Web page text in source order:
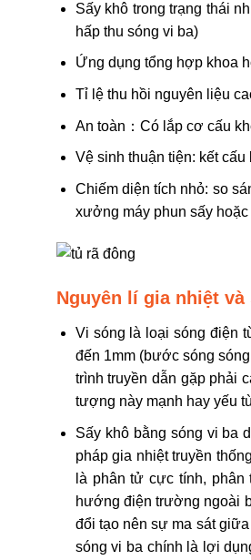
Sấy khô trong trạng thái
hấp thu sóng vi ba)
Ứng dụng tổng hợp khoa
Tỉ lệ thu hồi nguyên liệu
An toàn：Có lắp cơ cấu
Vệ sinh thuận tiện: kết
Chiếm diện tích nhỏ: so
xưởng máy phun sấy
Nguyên lí gia nhiệt
Vi sóng là loại sóng điện
đến 1mm (bước sóng
trình truyền dẫn gặp phải
tượng này mạnh hay yếu
Sấy khô bằng sóng vi ba
pháp gia nhiệt truyền
là phân tử cực tính,
hướng điện trường ngoài
đổi tạo nên sự ma sát
sóng vi ba chính là lợi